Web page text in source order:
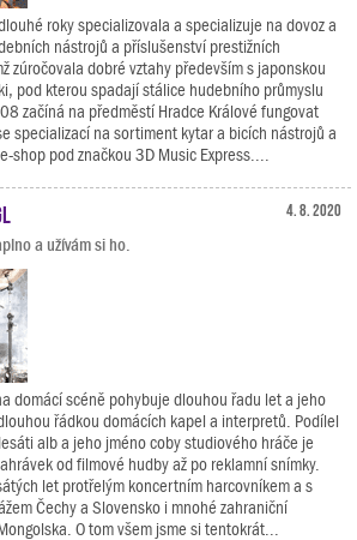
roky specializovala a specializuje na dovoz a
nástrojů a příslušenství prestižních
zúročovala dobré vztahy především s japonskou
pod kterou spadají stálice hudebního průmyslu
začíná na předměstí Hradce Králové fungovat
specializací na sortiment kytar a bicích nástrojů a
pod značkou 3D Music Express....
4. 8. 2020
a užívám si ho.
domácí scéně pohybuje dlouhou řadu let a jeho
řádkou domácích kapel a interpretů. Podílel
alb a jeho jméno coby studiového hráče je
od filmové hudby až po reklamní snímky.
let protřelým koncertním harcovníkem a s
Čechy a Slovensko i mnohé zahraniční
O tom všem jsme si tentokrát...